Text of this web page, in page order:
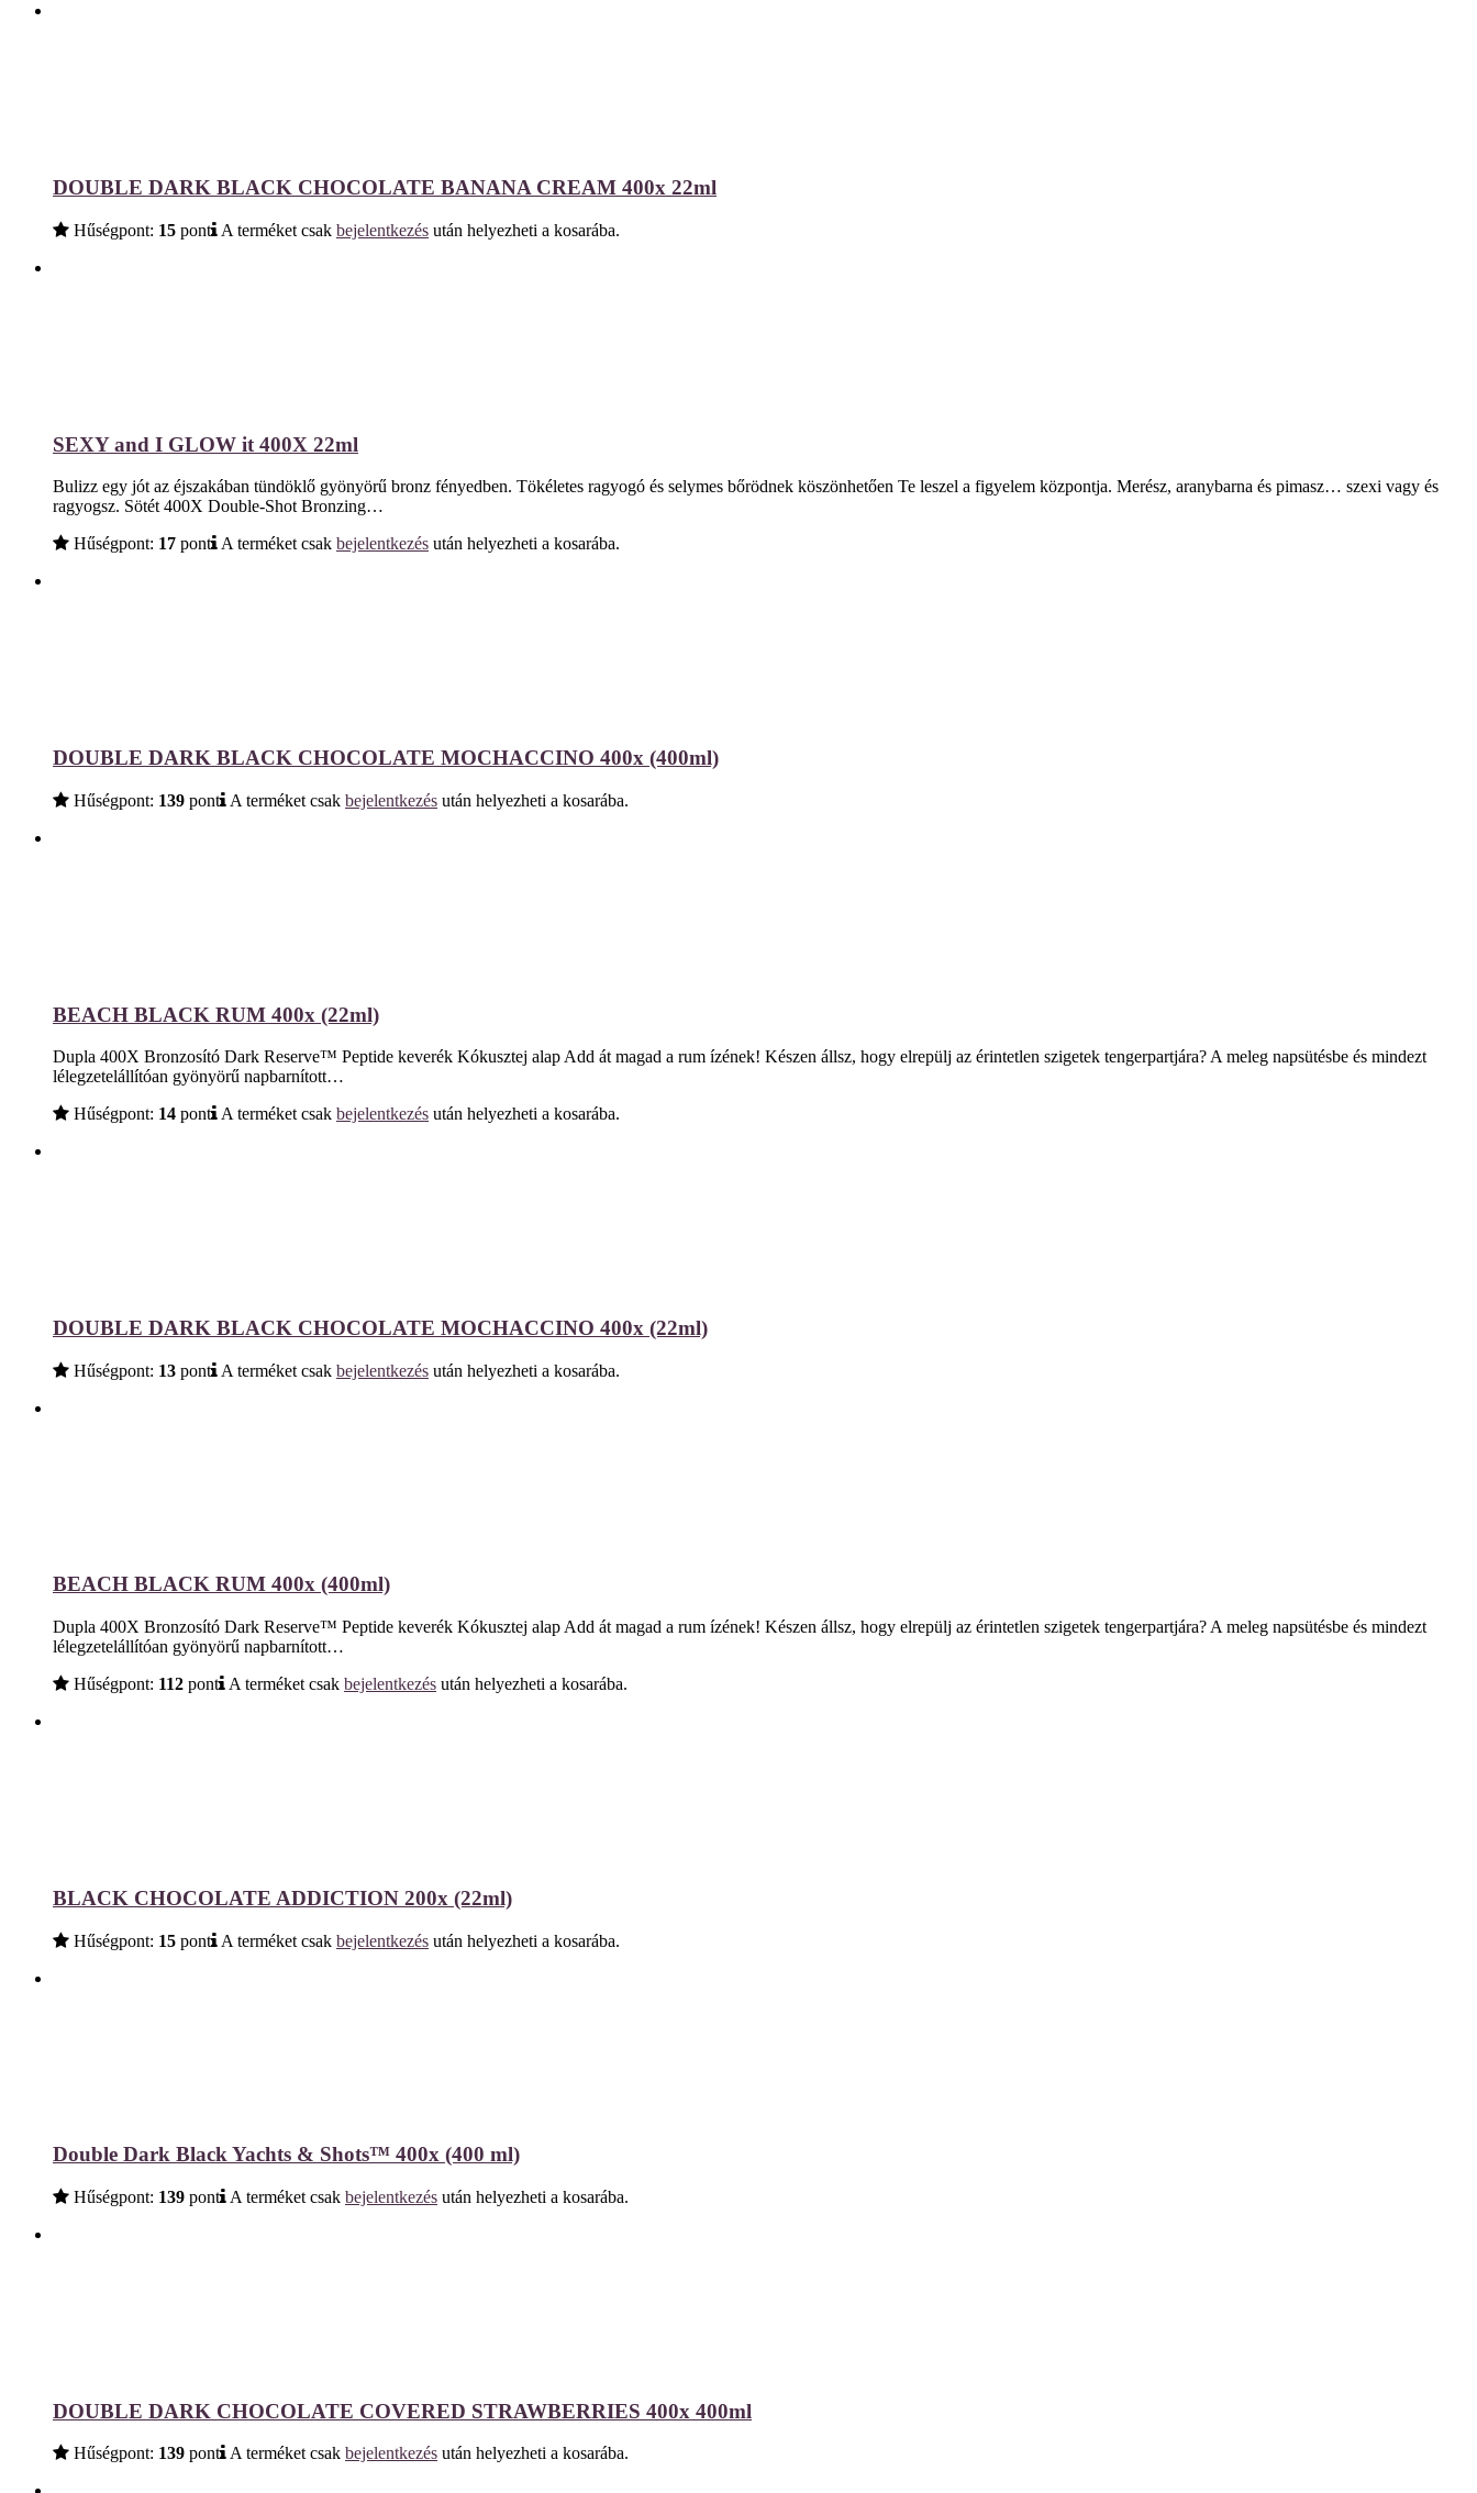
DOUBLE DARK BLACK CHOCOLATE BANANA CREAM 400x 22ml
Hűségpont: 15 pont A terméket csak bejelentkezés után helyezheti a kosarába.
SEXY and I GLOW it 400X 22ml
Bulizz egy jót az éjszakában tündöklő gyönyörű bronz fényedben. Tökéletes ragyogó és selymes bőrödnek köszönhetően Te leszel a figyelem központja. Merész, aranybarna és pimasz… szexi vagy és
ragyogsz. Sötét 400X Double-Shot Bronzing…
Hűségpont: 17 pont A terméket csak bejelentkezés után helyezheti a kosarába.
DOUBLE DARK BLACK CHOCOLATE MOCHACCINO 400x (400ml)
Hűségpont: 139 pont A terméket csak bejelentkezés után helyezheti a kosarába.
BEACH BLACK RUM 400x (22ml)
Dupla 400X Bronzosító Dark Reserve™ Peptide keverék Kókusztej alap Add át magad a rum ízének! Készen állsz, hogy elrepülj az érintetlen szigetek tengerpartjára? A meleg napsütésbe és mindezt
lélegzetelállítóan gyönyörű napbarnított…
Hűségpont: 14 pont A terméket csak bejelentkezés után helyezheti a kosarába.
DOUBLE DARK BLACK CHOCOLATE MOCHACCINO 400x (22ml)
Hűségpont: 13 pont A terméket csak bejelentkezés után helyezheti a kosarába.
BEACH BLACK RUM 400x (400ml)
Dupla 400X Bronzosító Dark Reserve™ Peptide keverék Kókusztej alap Add át magad a rum ízének! Készen állsz, hogy elrepülj az érintetlen szigetek tengerpartjára? A meleg napsütésbe és mindezt
lélegzetelállítóan gyönyörű napbarnított…
Hűségpont: 112 pont A terméket csak bejelentkezés után helyezheti a kosarába.
BLACK CHOCOLATE ADDICTION 200x (22ml)
Hűségpont: 15 pont A terméket csak bejelentkezés után helyezheti a kosarába.
Double Dark Black Yachts & Shots™ 400x (400 ml)
Hűségpont: 139 pont A terméket csak bejelentkezés után helyezheti a kosarába.
DOUBLE DARK CHOCOLATE COVERED STRAWBERRIES 400x 400ml
Hűségpont: 139 pont A terméket csak bejelentkezés után helyezheti a kosarába.